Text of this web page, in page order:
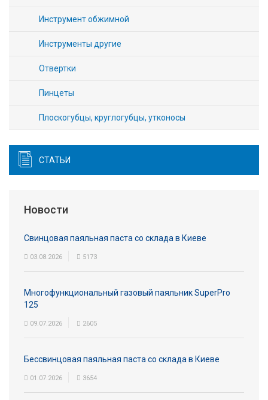
Инструмент обжимной
Инструменты другие
Отвертки
Пинцеты
Плоскогубцы, круглогубцы, утконосы
СТАТЬИ
Новости
Свинцовая паяльная паста со склада в Киеве
03.08.2026 5173
Многофункциональный газовый паяльник SuperPro
125
09.07.2026 2605
Бессвинцовая паяльная паста со склада в Киеве
01.07.2026 3654